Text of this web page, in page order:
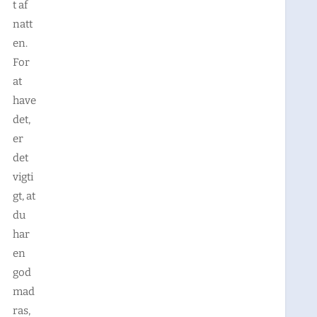
t af
natt
en.
For
at
have
det,
er
det
vigti
gt, at
du
har
en
god
mad
ras,